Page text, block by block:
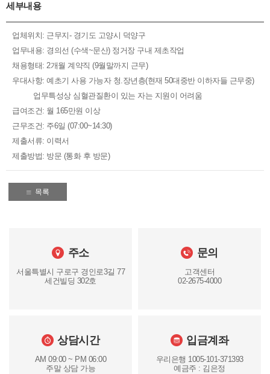
세부내용
업체위치: 근무지- 경기도 고양시 덕양구
업무내용: 경의선 (수색~문산) 정거장 구내 제초작업
채용형태: 2개월 계약직 (9월말까지 근무)
우대사항: 예초기 사용 가능자 청.장년층(현재 50대중반 이하자들 근무중)
업무특성상 심혈관질환이 있는 자는 지원이 어려움
급여조건: 월 165만원 이상
근무조건: 주6일 (07:00~14:30)
제출서류: 이력서
제출방법: 방문 (통화 후 방문)
목록
주소
서울특별시 구로구 경인로3길 77
세건빌딩 302호
문의
고객센터
02-2675-4000
상담시간
AM 09:00 ~ PM 06:00
주말 상담 가능
입금계좌
우리은행 1005-101-371393
예금주 : 김은정